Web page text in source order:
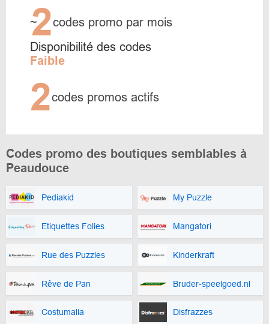
~
2codes promo par mois
Disponibilité des codes
Faible
2codes promos actifs
Codes promo des boutiques semblables à
Peaudouce
Pediakid My Puzzle
Etiquettes Folies Mangatori
Rue des Puzzles Kinderkraft
Rêve de Pan Bruder-speelgoed.nl
Costumalia Disfrazzes